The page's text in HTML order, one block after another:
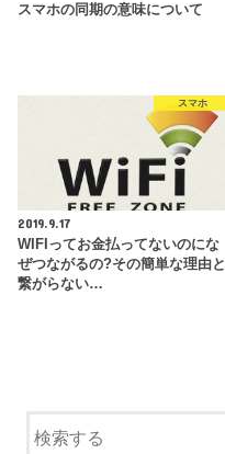
スマホの同期の意味について
スマホ
2019.9.17
WIFIってお金払ってないのにな
ぜつながるの?その簡単な理由と
繋がらない…